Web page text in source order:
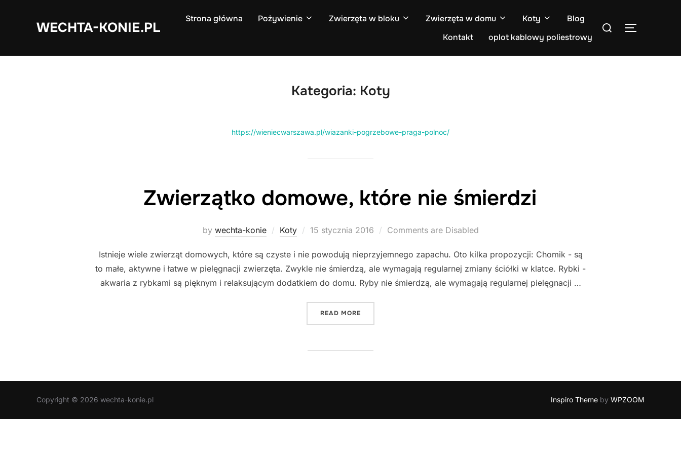
WECHTA-KONIE.PL
Strona główna Pożywienie Zwierzęta w bloku Zwierzęta w domu Koty
Blog
Kontakt
oplot kablowy poliestrowy
Search
TOGGLE
Kategoria: Koty
https://wieniecwarszawa.pl/wiazanki-pogrzebowe-praga-polnoc/
Zwierzątko domowe, które nie śmierdzi
by wechta-konie Koty
Posted
15 stycznia 2016 Comments are Disabled
Istnieje wiele zwierząt domowych, które są czyste i nie powodują nieprzyjemnego zapachu. Oto kilka propozycji: Chomik - są
to małe, aktywne i łatwe w pielęgnacji zwierzęta. Zwykle nie śmierdzą, ale wymagają regularnej zmiany ściółki w klatce. Rybki -
akwaria z rybkami są pięknym i relaksującym dodatkiem do domu. Ryby nie śmierdzą, ale wymagają regularnej pielęgnacji …
READ MORE
Copyright © 2026 wechta-konie.pl Inspiro Theme by WPZOOM